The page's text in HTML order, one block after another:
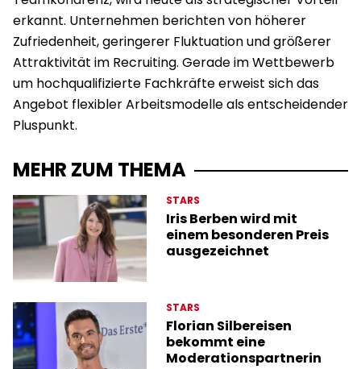
erkannt. Unternehmen berichten von höherer
Zufriedenheit, geringerer Fluktuation und größerer
Attraktivität im Recruiting. Gerade im Wettbewerb
um hochqualifizierte Fachkräfte erweist sich das
Angebot flexibler Arbeitsmodelle als entscheidender
Pluspunkt.
MEHR ZUM THEMA
STARS
Iris Berben wird mit
einem besonderen Preis
ausgezeichnet
STARS
Florian Silbereisen
bekommt eine
Moderationspartnerin